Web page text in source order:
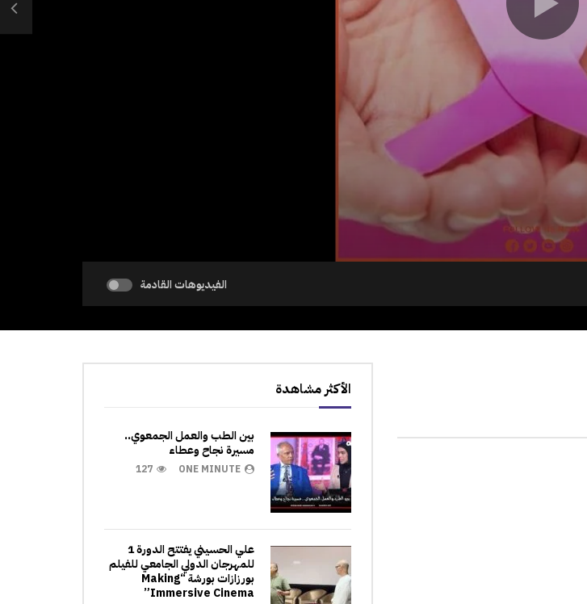
الفيديوهات القادمة
الأكثر مشاهدة
بين الطب والعمل الجمعوي..
مسيرة نجاح وعطاء
ONE MINUTE
127
علي الحسيني يفتتح الدورة 1
للمهرجان الدولي الجامعي للفيلم
بورزازات بورشة “Making
Immersive Cinema”